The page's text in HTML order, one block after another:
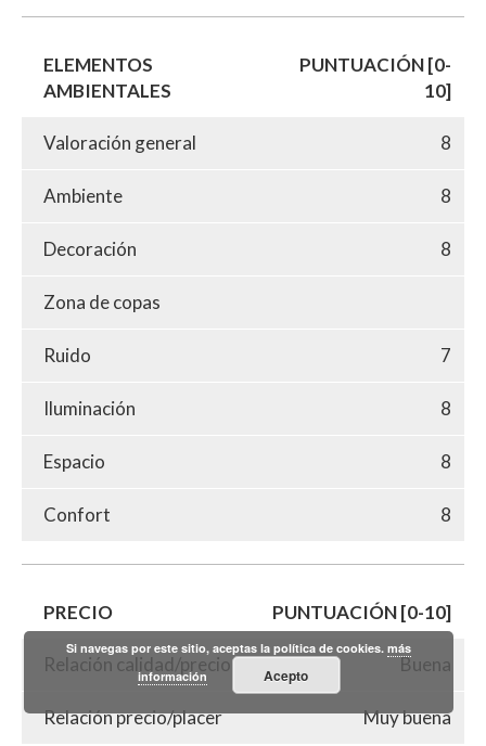
ELEMENTOS
AMBIENTALES
PUNTUACIÓN [0-
10]
Valoración general 8
Ambiente 8
Decoración 8
Zona de copas
Ruido 7
Iluminación 8
Espacio 8
Confort 8
PRECIO PUNTUACIÓN [0-10]
Relación calidad/precio Buena
Relación precio/placer Muy buena
Si navegas por este sitio, aceptas la política de cookies.más
información
Acepto